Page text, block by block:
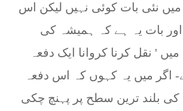
نئی بات کوئی نہیں لیکن اس
بات یہ ہے کہ ہمیشہ کی
' نقل کرنا کروانا ایک دفعہ
اگر میں یہ کہوں کہ اس دفعہ
کی بلند ترین سطح پر پہنچ چکی